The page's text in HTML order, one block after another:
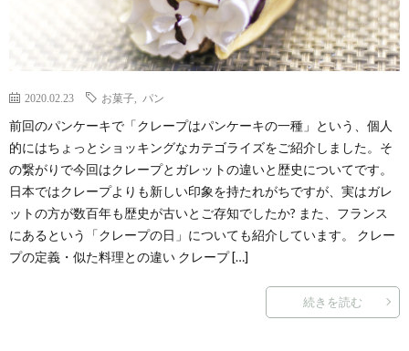
2020.02.23 お菓子 パン
前回のパンケーキで「クレープはパンケーキの一種」という、個人
的にはちょっとショッキングなカテゴライズをご紹介しました。そ
の繋がりで今回はクレープとガレットの違いと歴史についてです。
日本ではクレープよりも新しい印象を持たれがちですが、実はガレ
ットの方が数百年も歴史が古いとご存知でしたか? また、フランス
にあるという「クレープの日」についても紹介しています。 クレー
プの定義・似た料理との違い クレープ […]
続きを読む